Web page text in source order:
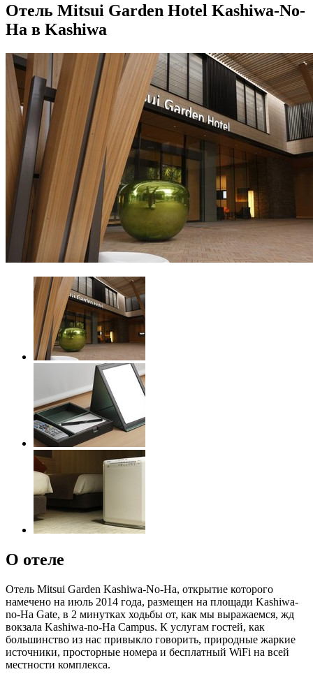
Отель Mitsui Garden Hotel Kashiwa-No-
Ha в Kashiwa
О отеле
Отель Mitsui Garden Kashiwa-No-Ha, открытие которого
намечено на июль 2014 года, размещен на площади Kashiwa-
no-Ha Gate, в 2 минутках ходьбы от, как мы выражаемся, жд
вокзала Kashiwa-no-Ha Campus. К услугам гостей, как
большинство из нас привыкло говорить, природные жаркие
источники, просторные номера и бесплатный WiFi на всей
местности комплекса.